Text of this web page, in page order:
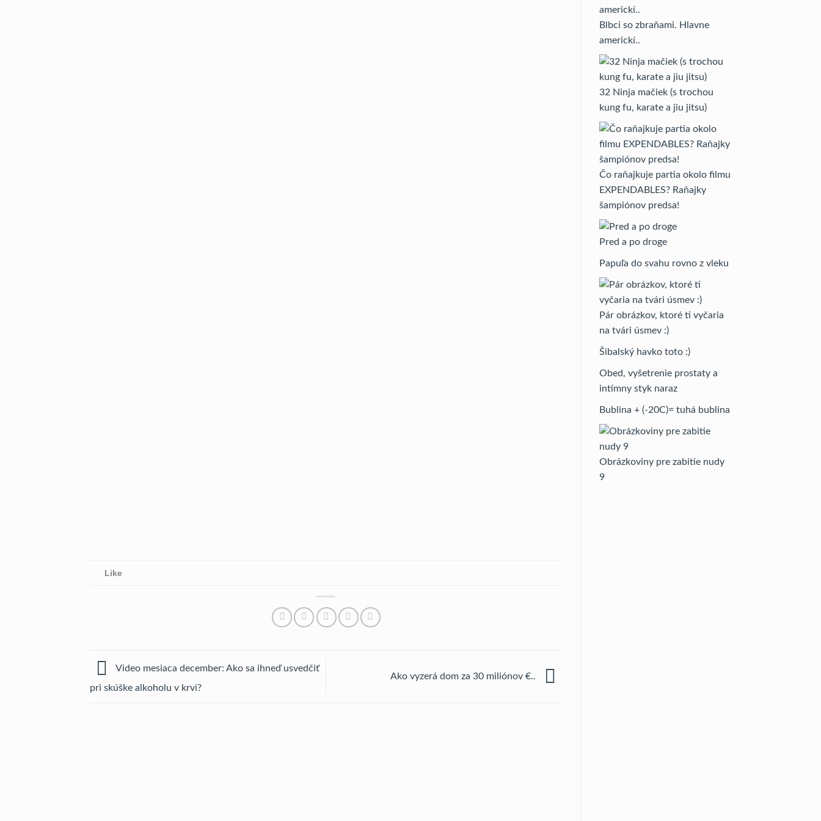
Like
Video mesiaca december: Ako sa ihneď usvedčiť
pri skúške alkoholu v krvi?
Ako vyzerá dom za 30 miliónov €..
Blbci so zbraňami. Hlavne
americkí..
32 Ninja mačiek (s trochou
kung fu, karate a jiu jitsu)
Čo raňajkuje partia okolo filmu
EXPENDABLES? Raňajky
šampiónov predsa!
Pred a po droge
Papuľa do svahu rovno z vleku
Pár obrázkov, ktoré ti vyčaria
na tvári úsmev :)
Šibalský havko toto :)
Obed, vyšetrenie prostaty a
intímny styk naraz
Bublina + (-20C)= tuhá bublina
Obrázkoviny pre zabitie nudy
9